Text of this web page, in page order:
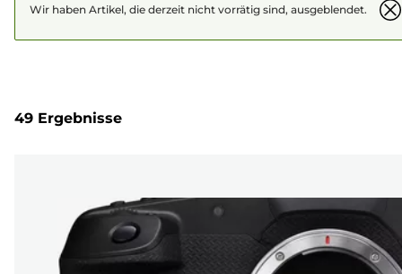
Wir haben Artikel, die derzeit nicht vorrätig sind, ausgeblendet.
49 Ergebnisse